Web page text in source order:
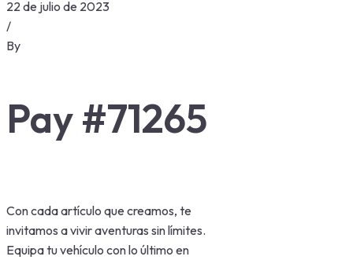
22 de julio de 2023
/
By
Pay #71265
Con cada artículo que creamos, te
invitamos a vivir aventuras sin límites.
Equipa tu vehículo con lo último en